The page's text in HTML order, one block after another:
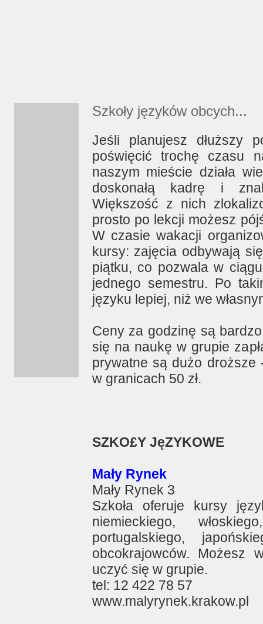
Szkoły języków obcych...
Jeśli planujesz dłuższy
poświęcić trochę czasu
naszym mieście działa
doskonałą kadrę i
Większość z nich
prosto po lekcji możesz
W czasie wakacji
kursy: zajęcia odbywają
piątku, co pozwala w
jednego semestru. Po
języku lepiej, niż we
Ceny za godzinę są
się na naukę w grupie
prywatne są dużo
w granicach 50 zł.
SZKO£Y JęZYKOWE
Mały Rynek
Mały Rynek 3
Szkoła oferuje kursy
niemieckiego,
portugalskiego,
obcokrajowców. Możesz
uczyć się w grupie.
tel: 12 422 78 57
www.malyrynek.krakow.pl